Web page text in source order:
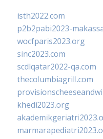
isth2022.com
p2b2pabi2023-
wocfparis2023.org
sinc2023.com
scdlqatar2022-qa.com
thecolumbiagrill.com
khedi2023.org